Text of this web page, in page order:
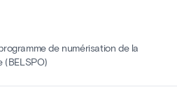
de numérisation de la
(BELSPO)